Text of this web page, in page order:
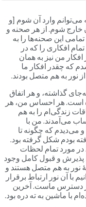
وارد آن شوم [و
خارج شوم. از هر صحنه و
این صحنه‌ها را به
افکاری را که در
من نیز به همان
که چقدر افکار ما
نور به هم متصل بودند.
گذاشته، و هر اتفاق
است. هر احساس من، هر
زندگی‌ام را به هم
می‌آمدند. من با
می‌دیدم که چگونه تا
بودم شکل گرفته بود.
مورد تمام لحظات
پذیرش و قبول کامل وجود
نور به هم متصل هستند و
با آن نور ارتباط برقرار
دسترس ماست. آخرین
با ماشین به ته دره بود.